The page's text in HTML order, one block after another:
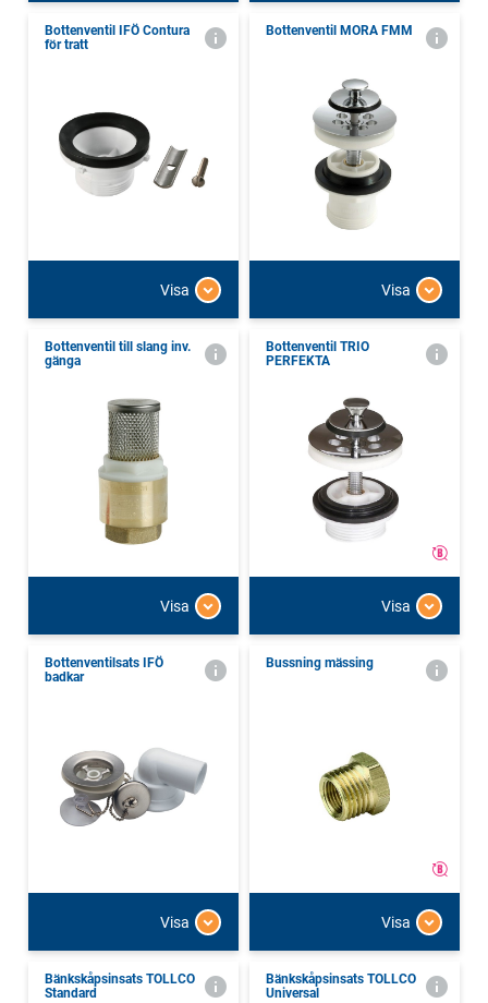
Bottenventil IFÖ Contura
för tratt
Visa
Bottenventil MORA FMM
Visa
Bottenventil till slang inv.
gänga
Visa
Bottenventil TRIO
PERFEKTA
Visa
Bottenventilsats IFÖ
badkar
Visa
Bussning mässing
Visa
Bänkskåpsinsats TOLLCO
Standard
Bänkskåpsinsats TOLLCO
Universal